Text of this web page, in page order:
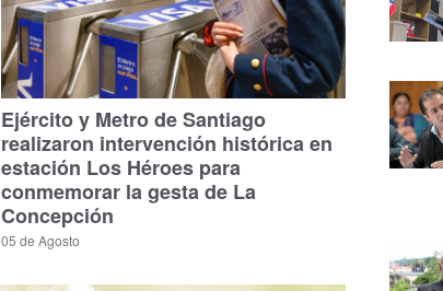
Ejército y Metro de Santiago
realizaron intervención histórica en
estación Los Héroes para
conmemorar la gesta de La
Concepción
05 de Agosto